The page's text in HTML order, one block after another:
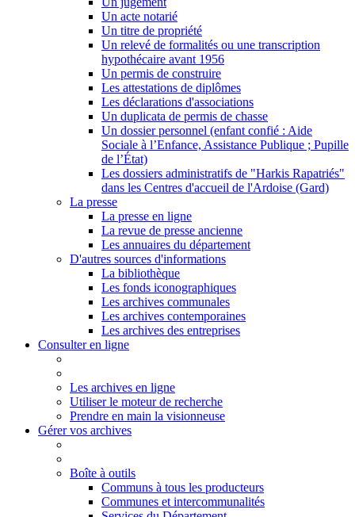
Un acte notarié
Un titre de propriété
Un relevé de formalités ou une transcription
hypothécaire avant 1956
Un permis de construire
Les attestations de diplômes
Les déclarations d'associations
Un duplicata de permis de chasse
Un dossier personnel (enfant confié : Aide
Sociale à l’Enfance, Assistance Publique ; Pupille
de l’État)
Les dossiers administratifs de "Harkis Rapatriés"
dans les Centres d'accueil de l'Ardoise (Gard)
La presse
La presse en ligne
La revue de presse ancienne
Les annuaires du département
D'autres sources d'informations
La bibliothèque
Les fonds iconographiques
Les archives communales
Les archives contemporaines
Les archives des entreprises
Consulter en ligne
Les archives en ligne
Utiliser le moteur de recherche
Prendre en main la visionneuse
Gérer vos archives
Boîte à outils
Communs à tous les producteurs
Communes et intercommunalités